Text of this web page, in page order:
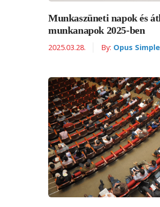
Munkaszüneti napok és
munkanapok 2025-ben
2025.03.28. By: Opus